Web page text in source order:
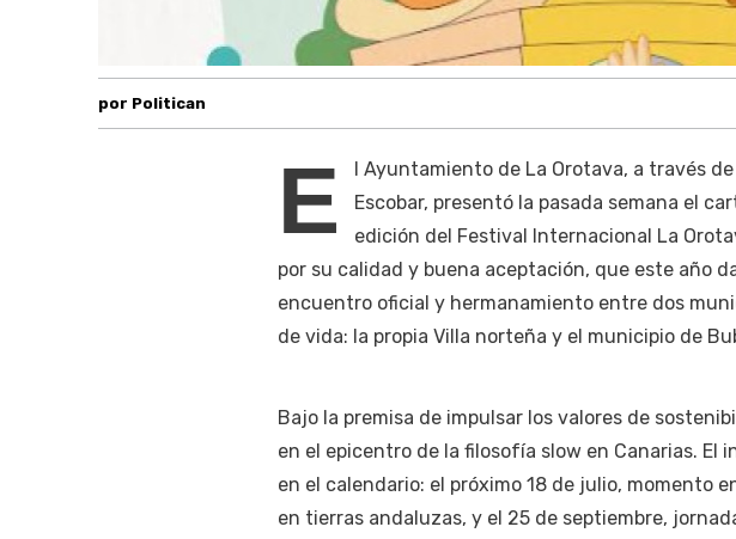
por Politican
E
l Ayuntamiento de La Orotava, a través
Escobar, presentó la pasada semana el
edición del Festival Internacional La
por su calidad y buena aceptación, que este año
encuentro oficial y hermanamiento entre dos
de vida: la propia Villa norteña y el municipio de
Bajo la premisa de impulsar los valores de
en el epicentro de la filosofía slow en Canarias.
en el calendario: el próximo 18 de julio, momento
en tierras andaluzas, y el 25 de septiembre,